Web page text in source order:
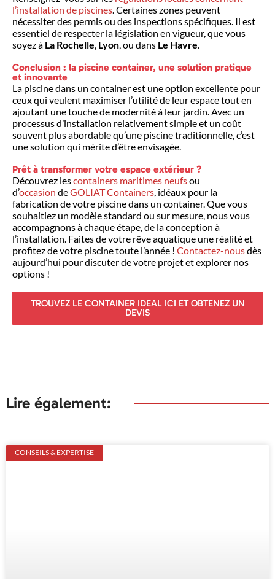
l’installation de piscines. Certaines zones peuvent
nécessiter des permis ou des inspections spécifiques. Il est
essentiel de respecter la législation en vigueur, que vous
soyez à La Rochelle, Lyon, ou dans Le Havre.
Conclusion : la piscine container, une solution pratique
et innovante
La piscine dans un container est une option excellente pour
ceux qui veulent maximiser l’utilité de leur espace tout en
ajoutant une touche de modernité à leur jardin. Avec un
processus d’installation relativement simple et un coût
souvent plus abordable qu’une piscine traditionnelle, c’est
une solution qui mérite d’être envisagée.
Prêt à transformer votre espace extérieur ?
Découvrez lescontainers maritimes neufsou
d’occasion deGOLIAT Containers, idéaux pour la
fabrication de votre piscine dans un container. Que vous
souhaitiez un modèle standard ou sur mesure, nous vous
accompagnons à chaque étape, de la conception à
l’installation. Faites de votre rêve aquatique une réalité et
profitez de votre piscine toute l’année ! Contactez-nousdès
aujourd’hui pour discuter de votre projet et explorer nos
options !
TROUVEZ LE CONTAINER IDEAL ICI ET OBTENEZ UN
DEVIS
Lire également:
CONSEILS & EXPERTISE